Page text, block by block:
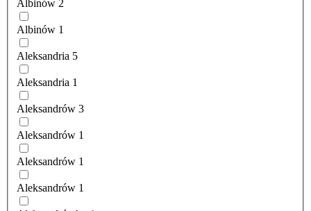
Albinów 2
Albinów 1
Aleksandria 5
Aleksandria 1
Aleksandrów 3
Aleksandrów 1
Aleksandrów 1
Aleksandrów 1